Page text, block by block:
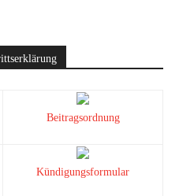
Beitragsordnung
Kündigungsformular